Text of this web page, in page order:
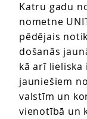
Katru gadu
nometne
pēdējais
došanās
kā arī lieliska
jauniešiem
valstīm un
vienotībā un